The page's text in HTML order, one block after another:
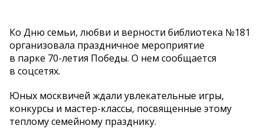
Ко Дню семьи, любви и верности библиотека №181
организовала праздничное мероприятие
в парке 70-летия Победы. О нем сообщается
в соцсетях.
Юных москвичей ждали увлекательные игры,
конкурсы и мастер-классы, посвященные этому
теплому семейному празднику.